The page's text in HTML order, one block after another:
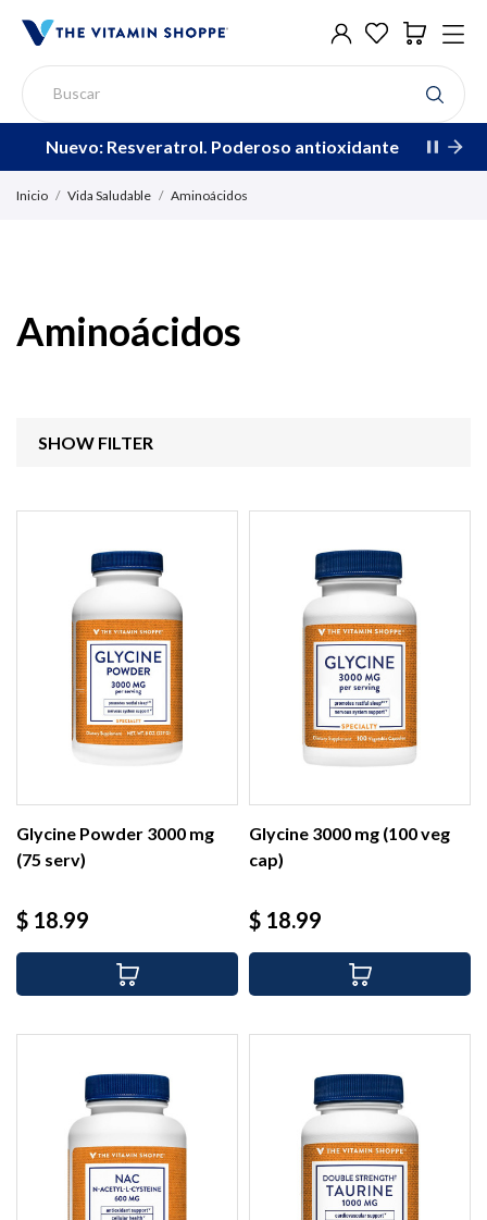
Nuevo: Resveratrol. Poderoso antioxidante
Inicio Vida Saludable Aminoácidos
Aminoácidos
SHOW FILTER
Glycine Powder 3000 mg
(75 serv)
Precio
$ 18.99
Glycine 3000 mg (100 veg
cap)
Precio
$ 18.99